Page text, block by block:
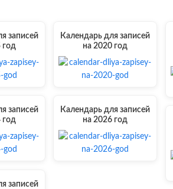
записей
год
записей
год
записей
Календарь для записей
на 2020 год
Календарь для записей
на 2026 год